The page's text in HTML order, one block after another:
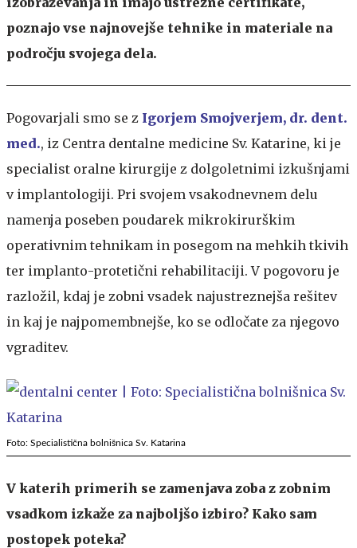
poznajo vse najnovejše tehnike in materiale na
področju svojega dela.
Pogovarjali smo se z Igorjem Smojverjem, dr. dent.
med., iz Centra dentalne medicine Sv. Katarine, ki je
specialist oralne kirurgije z dolgoletnimi izkušnjami
v implantologiji. Pri svojem vsakodnevnem delu
namenja poseben poudarek mikrokirurškim
operativnim tehnikam in posegom na mehkih tkivih
ter implanto-protetični rehabilitaciji. V pogovoru je
razložil, kdaj je zobni vsadek najustreznejša rešitev
in kaj je najpomembnejše, ko se odločate za njegovo
vgraditev.
Foto: Specialistična bolnišnica Sv. Katarina
V katerih primerih se zamenjava zoba z zobnim
vsadkom izkaže za najboljšo izbiro? Kako sam
postopek poteka?